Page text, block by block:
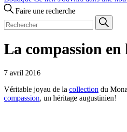
Faire une recherche
La compassion en
7 avril 2016
Véritable joyau de la collection du
compassion, un héritage augustinien!